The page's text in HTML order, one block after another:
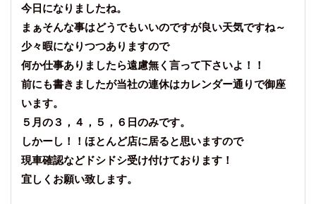
今日になりましたね。
まぁそんな事はどうでもいいのですが良い天気ですね～
少々暇になりつつありますので
何か仕事ありましたら遠慮無く言って下さいよ！！
前にも書きましたが当社の連休はカレンダー通りで御座
います。
５月の３，４，５，６日のみです。
しかーし！！ほとんど店に居ると思いますので
現車確認などドシドシ受け付けております！
宜しくお願い致します。